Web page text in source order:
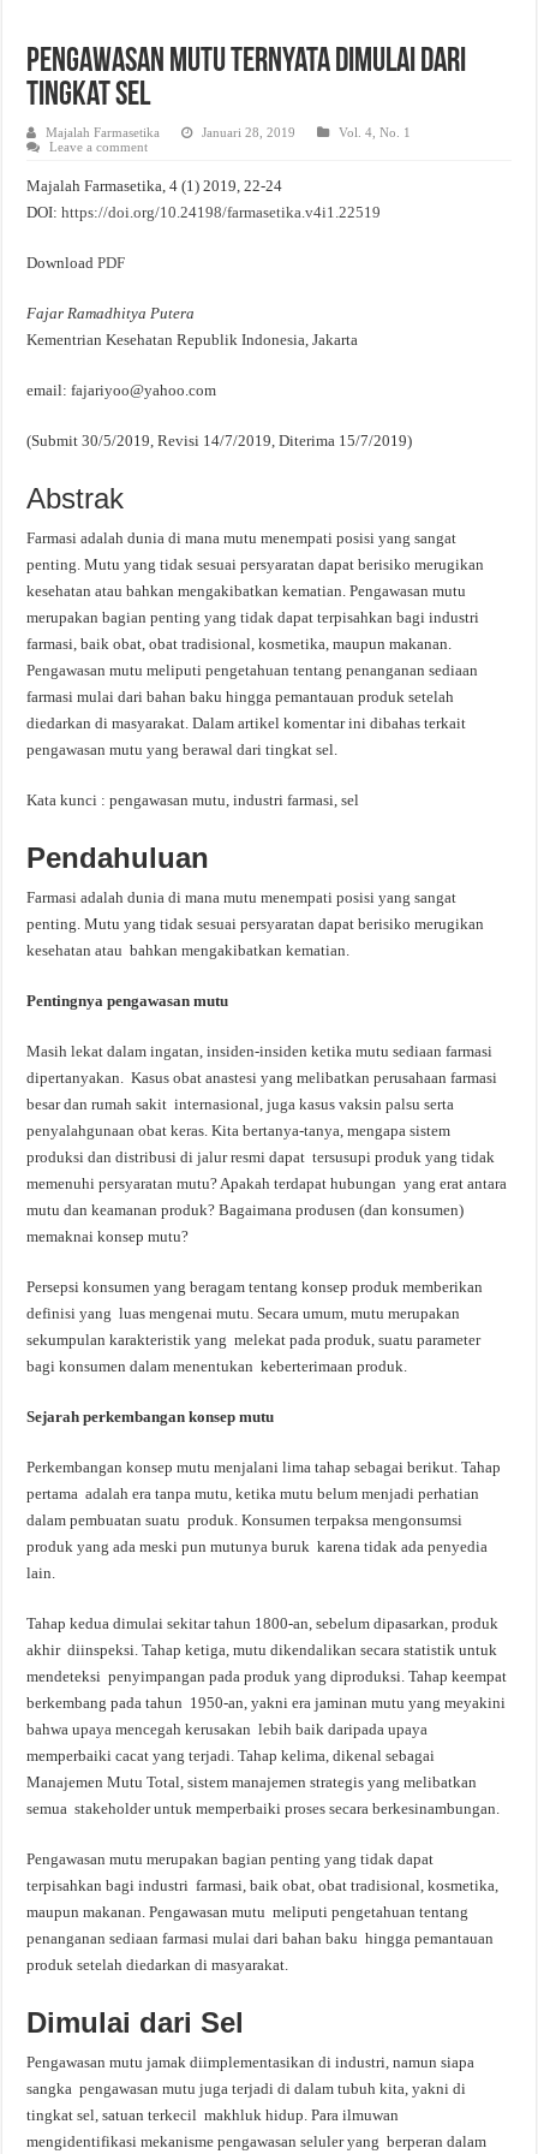
Pengawasan Mutu Ternyata Dimulai dari
Tingkat Sel
Majalah Farmasetika Januari 28, 2019
Vol. 4, No. 1
Leave a comment
Majalah Farmasetika, 4 (1) 2019, 22-24
DOI:https://doi.org/10.24198/farmasetika.v4i1.22519
DownloadPDF
Fajar Ramadhitya Putera
Kementrian Kesehatan Republik Indonesia, Jakarta
email: fajariyoo@yahoo.com
(Submit 30/5/2019, Revisi 14/7/2019, Diterima 15/7/2019)
Abstrak
Farmasi adalah dunia di mana mutu menempati posisi yang sangat
penting. Mutu yang tidak sesuai persyaratan dapat berisiko merugikan
kesehatan atau bahkan mengakibatkan kematian. Pengawasan mutu
merupakan bagian penting yang tidak dapat terpisahkan bagi industri
farmasi, baik obat, obat tradisional, kosmetika, maupun makanan.
Pengawasan mutu meliputi pengetahuan tentang penanganan sediaan
farmasi mulai dari bahan baku hingga pemantauan produk setelah
diedarkan di masyarakat. Dalam artikel komentar ini dibahas terkait
pengawasan mutu yang berawal dari tingkat sel.
Kata kunci : pengawasan mutu, industri farmasi, sel
Pendahuluan
Farmasi adalah dunia di mana mutu menempati posisi yang sangat
penting. Mutu yang tidak sesuai persyaratan dapat berisiko merugikan
kesehatan atau bahkan mengakibatkan kematian.
Pentingnya pengawasan mutu
Masih lekat dalam ingatan, insiden-insiden ketika mutu sediaan farmasi
dipertanyakan. Kasus obat anastesi yang melibatkan perusahaan farmasi
besar dan rumah sakit internasional, juga kasus vaksin palsu serta
penyalahgunaan obat keras. Kita bertanya-tanya, mengapa sistem
produksi dan distribusi di jalur resmi dapat tersusupi produk yang tidak
memenuhi persyaratan mutu? Apakah terdapat hubungan yang erat antara
mutu dan keamanan produk? Bagaimana produsen (dan konsumen)
memaknai konsep mutu?
Persepsi konsumen yang beragam tentang konsep produk memberikan
definisi yang luas mengenai mutu. Secara umum, mutu merupakan
sekumpulan karakteristik yang melekat pada produk, suatu parameter
bagi konsumen dalam menentukan keberterimaan produk.
Sejarahperkembangan konsep mutu
Perkembangan konsep mutu menjalani lima tahap sebagai berikut. Tahap
pertama adalah era tanpa mutu, ketika mutu belum menjadi perhatian
dalam pembuatan suatu produk. Konsumen terpaksa mengonsumsi
produk yang ada meski pun mutunya buruk karena tidak ada penyedia
lain.
Tahap kedua dimulai sekitar tahun 1800-an, sebelum dipasarkan, produk
akhir diinspeksi. Tahap ketiga, mutu dikendalikan secara statistik untuk
mendeteksi penyimpangan pada produk yang diproduksi. Tahap keempat
berkembang pada tahun 1950-an, yakni era jaminan mutu yang meyakini
bahwa upaya mencegah kerusakan lebih baik daripada upaya
memperbaiki cacat yang terjadi. Tahap kelima, dikenal sebagai
Manajemen Mutu Total, sistem manajemen strategis yang melibatkan
semua stakeholder untuk memperbaiki proses secara berkesinambungan.
Pengawasan mutu merupakan bagian penting yang tidak dapat
terpisahkan bagi industri farmasi, baik obat, obat tradisional, kosmetika,
maupun makanan. Pengawasan mutu meliputi pengetahuan tentang
penanganan sediaan farmasi mulai dari bahan baku hingga pemantauan
produk setelah diedarkan di masyarakat.
Dimulai dari Sel
Pengawasan mutu jamak diimplementasikan di industri, namun siapa
sangka pengawasan mutu juga terjadi di dalam tubuh kita, yakni di
tingkat sel, satuan terkecil makhluk hidup. Para ilmuwan
mengidentifikasi mekanisme pengawasan seluler yang berperan dalam